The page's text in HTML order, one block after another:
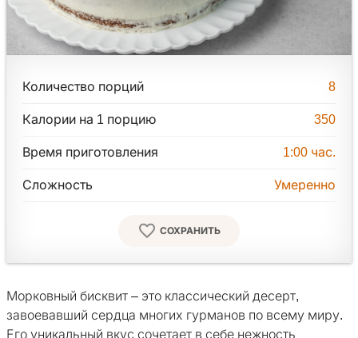
Количество порций 8
Калории на 1 порцию 350
Время приготовления 1:00 час.
Сложность Умеренно
СОХРАНИТЬ
Морковный бисквит – это классический десерт,
завоевавший сердца многих гурманов по всему миру.
Его уникальный вкус сочетает в себе нежность